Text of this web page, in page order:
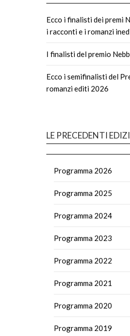
Ecco i finalisti dei premi
i racconti e i romanzi
I finalisti del premio
Ecco i semifinalisti del
romanzi editi 2026
LE PRECEDENTI
Programma 2026
Programma 2025
Programma 2024
Programma 2023
Programma 2022
Programma 2021
Programma 2020
Programma 2019